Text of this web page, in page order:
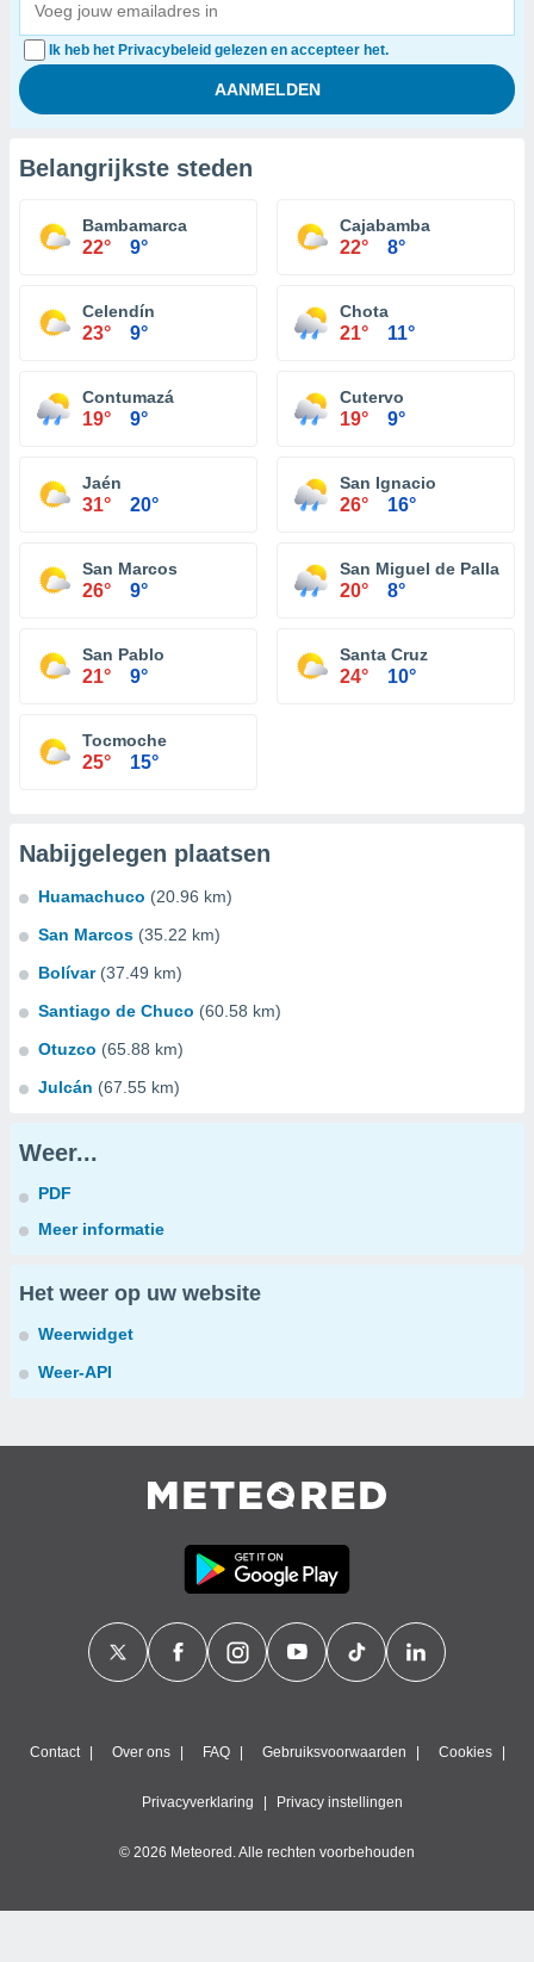
Ik heb het Privacybeleid gelezen en accepteer het.
Belangrijkste steden
Bambamarca
22° 9°
Cajabamba
22° 8°
Celendín
23° 9°
Chota
21° 11°
Contumazá
19° 9°
Cutervo
19° 9°
Jaén
31° 20°
San Ignacio
26° 16°
San Marcos
26° 9°
San Miguel de
20° 8°
San Pablo
21° 9°
Santa Cruz
24° 10°
Tocmoche
25° 15°
Nabijgelegen plaatsen
Huamachuco (20.96 km)
San Marcos (35.22 km)
Bolívar (37.49 km)
Santiago de Chuco (60.58 km)
Otuzco (65.88 km)
Julcán (67.55 km)
Weer...
PDF
Meer informatie
Het weer op uw website
Weerwidget
Weer-API
Contact Over ons FAQ Gebruiksvoorwaarden Cookies
Privacyverklaring Privacy instellingen
© 2026 Meteored. Alle rechten voorbehouden